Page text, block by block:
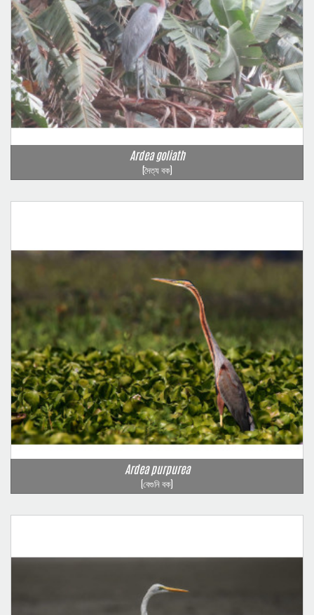
Ardea goliath
(দৈত্য বক)
Ardea purpurea
(বেগুনি বক)